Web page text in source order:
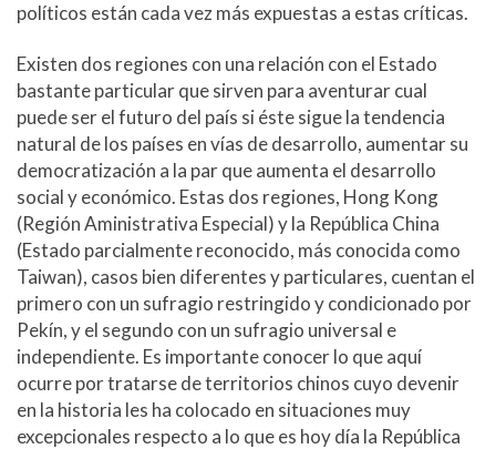
políticos están cada vez más expuestas a estas críticas.
Existen dos regiones con una relación con el Estado
bastante particular que sirven para aventurar cual
puede ser el futuro del país si éste sigue la tendencia
natural de los países en vías de desarrollo, aumentar su
democratización a la par que aumenta el desarrollo
social y económico. Estas dos regiones, Hong Kong
(Región Aministrativa Especial) y la República China
(Estado parcialmente reconocido, más conocida como
Taiwan), casos bien diferentes y particulares, cuentan el
primero con un sufragio restringido y condicionado por
Pekín, y el segundo con un sufragio universal e
independiente. Es importante conocer lo que aquí
ocurre por tratarse de territorios chinos cuyo devenir
en la historia les ha colocado en situaciones muy
excepcionales respecto a lo que es hoy día la República